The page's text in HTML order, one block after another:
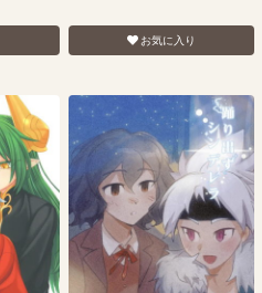
お気に入り